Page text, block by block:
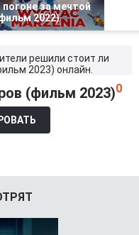
погоне за мечтой
2022)
решили стоит ли
2023) онлайн.
(фильм 2023)0